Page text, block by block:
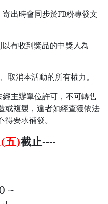
出時會同步於FB粉專發文
有收到獎品的中獎人為
取消本活動的所有權力。
主辦單位許可，不可轉售
或複製，違者如經查獲依法
得要求補發。
五)截止----
~